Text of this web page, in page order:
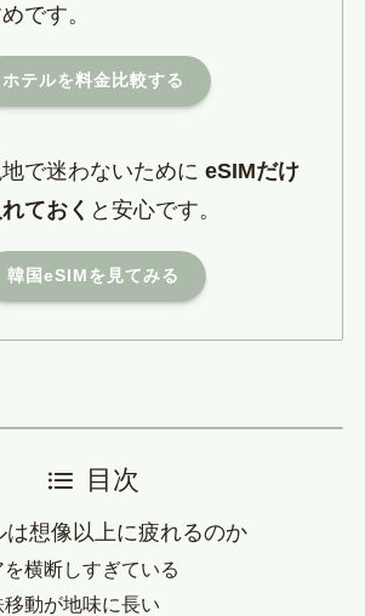
です。
ホテルを料金比較する
で迷わないためにeSIMだけ
ておく と安心です。
韓国eSIMを見てみる
目次
は想像以上に疲れるのか
を横断しすぎている
動が地味に長い